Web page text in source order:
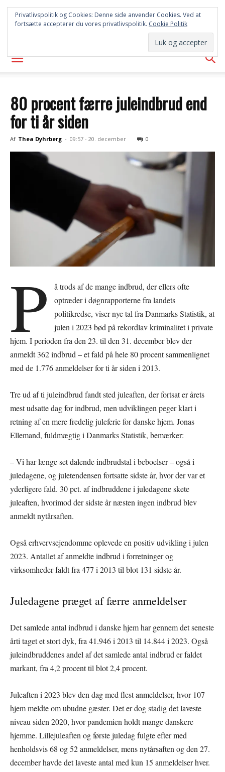
SYD
AVISEN
80 procent færre juleindbrud end
for ti år siden
Af Thea Dyhrberg - 09:57 - 20. december 0
P
å trods af de mange indbrud, der ellers ofte
optræder i døgnrapporterne fra landets
politikredse, viser nye tal fra Danmarks Statistik, at
julen i 2023 bød på rekordlav kriminalitet i private
hjem. I perioden fra den 23. til den 31. december blev der
anmeldt 362 indbrud – et fald på hele 80 procent sammenlignet
med de 1.776 anmeldelser for ti år siden i 2013.
Tre ud af ti juleindbrud fandt sted juleaften, der fortsat er årets
mest udsatte dag for indbrud, men udviklingen peger klart i
retning af en mere fredelig juleferie for danske hjem. Jonas
Ellemand, fuldmægtig i Danmarks Statistik, bemærker:
– Vi har længe set dalende indbrudstal i beboelser – også i
juledagene, og juletendensen fortsatte sidste år, hvor der var et
yderligere fald. 30 pct. af indbruddene i juledagene skete
juleaften, hvorimod der sidste år næsten ingen indbrud blev
anmeldt nytårsaften.
Også erhvervsejendomme oplevede en positiv udvikling i julen
2023. Antallet af anmeldte indbrud i forretninger og
virksomheder faldt fra 477 i 2013 til blot 131 sidste år.
Juledagene præget af færre anmeldelser
Det samlede antal indbrud i danske hjem har gennem det seneste
årti taget et stort dyk, fra 41.946 i 2013 til 14.844 i 2023. Også
juleindbruddenes andel af det samlede antal indbrud er faldet
markant, fra 4,2 procent til blot 2,4 procent.
Juleaften i 2023 blev den dag med flest anmeldelser, hvor 107
hjem meldte om ubudne gæster. Det er dog stadig det laveste
niveau siden 2020, hvor pandemien holdt mange danskere
hjemme. Lillejuleaften og første juledag fulgte efter med
henholdsvis 68 og 52 anmeldelser, mens nytårsaften og den 27.
december havde det laveste antal med kun 15 anmeldelser hver.
Privatlivspolitik og Cookies: Denne side anvender Cookies. Ved at
fortsætte accepterer du vores privatlivspolitik. Cookie Politik